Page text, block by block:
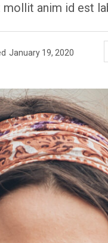
mollit anim id est
January 19, 2020